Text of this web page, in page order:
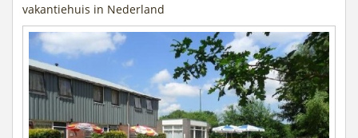
vakantiehuis in Nederland